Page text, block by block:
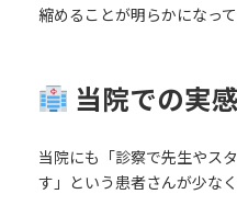
縮めることが明らかになって
当院での実感
当院にも「診察で先生やス
す」という患者さんが少なく